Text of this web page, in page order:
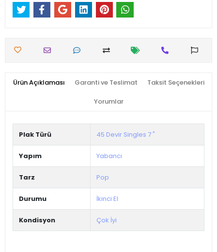
Ürün Açıklaması Garanti ve Teslimat Taksit Seçenekleri
Yorumlar
Plak Türü 45 Devir Singles 7 "
Yapım Yabancı
Tarz Pop
Durumu İkinci El
Kondisyon Çok İyi